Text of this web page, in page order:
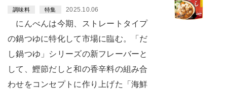
調味料 特集 2025.10.06
にんべんは今期、ストレートタイプ
の鍋つゆに特化して市場に臨む。「だ
し鍋つゆ」シリーズの新フレーバーと
して、鰹節だしと和の香辛料の組み合
わせをコンセプトに作り上げた「海鮮